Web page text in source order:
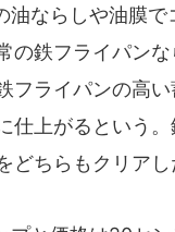
油ならしや油膜で
の鉄フライパン
フライパンの高
仕上がるという
どちらもクリアし